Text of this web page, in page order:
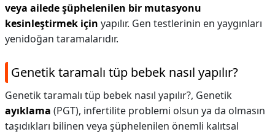
veya ailede şüphelenilen bir mutasyonu
kesinleştirmek için yapılır. Gen testlerinin en yaygınları
yenidoğan taramalarıdır.
Genetik taramalı tüp bebek nasıl yapılır?
Genetik taramalı tüp bebek nasıl yapılır?, Genetik
ayıklama (PGT), infertilite problemi olsun ya da olmasın
taşıdıkları bilinen veya şüphelenilen önemli kalıtsal